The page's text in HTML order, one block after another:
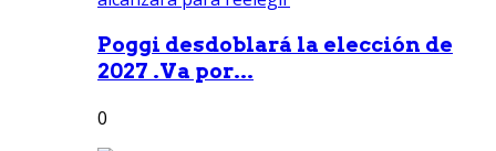
Poggi desdoblará la elección de
2027 .Va por...
0